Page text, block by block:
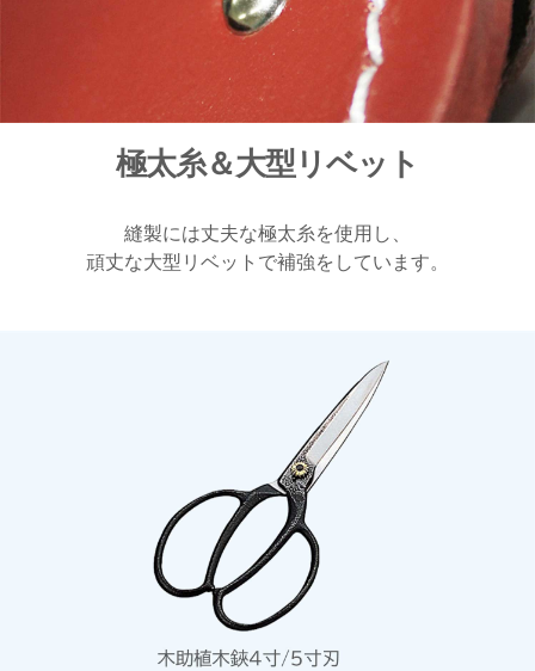
極太糸＆大型リベット
縫製には丈夫な極太糸を使用し、
頑丈な大型リベットで補強をしています。